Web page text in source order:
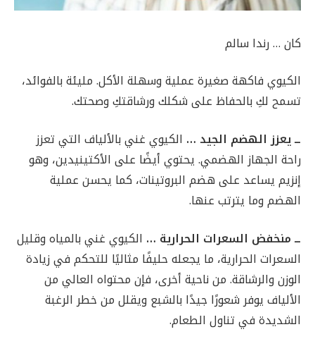
كان … رندا سالم
الكيوي فاكهة صغيرة عملية وسهلة الأكل. مليئة بالفوائد،
تسمح لكِ بالحفاظ على شكلك ورشاقتكِ وصحتك.
ــ يعزز الهضم الجيد … الكيوي غني بالألياف التي تعزز
راحة الجهاز الهضمي. يحتوي أيضًا على الأكتينيدين، وهو
إنزيم يساعد على هضم البروتينات، كما يحسن عملية
الهضم وما يترتب عنها.
ــ منخفض السعرات الحرارية … الكيوي غني بالمياه وقليل
السعرات الحرارية، ما يجعله حليفًا مثاليًا للتحكم في زيادة
الوزن والرشاقة. من ناحية أخرى، فإن محتواه العالي من
الألياف يوفر شعورًا جيدًا بالشبع ويقلل من خطر الرغبة
الشديدة في تناول الطعام.